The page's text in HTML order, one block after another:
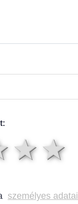
4
3
csillag
személyes